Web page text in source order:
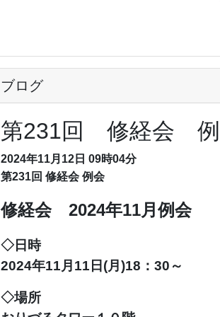
ブログ
第231回 修経会
2024年11月12日 09時04分
第231回 修経会 例会
修経会 2024年11月例会
◇日時
2024年11月11日(月)18：30～
◇場所